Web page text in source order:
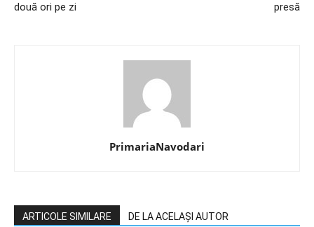
două ori pe zi
presă
PrimariaNavodari
ARTICOLE SIMILARE DE LA ACELAȘI AUTOR